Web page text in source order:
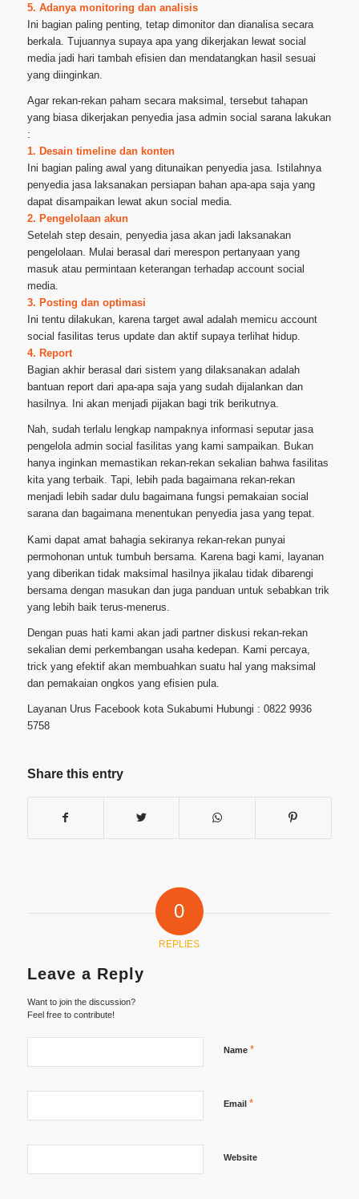
5. Adanya monitoring dan analisis
Ini bagian paling penting, tetap dimonitor dan dianalisa secara
berkala. Tujuannya supaya apa yang dikerjakan lewat social
media jadi hari tambah efisien dan mendatangkan hasil sesuai
yang diinginkan.
Agar rekan-rekan paham secara maksimal, tersebut tahapan
yang biasa dikerjakan penyedia jasa admin social sarana lakukan
:
1. Desain timeline dan konten
Ini bagian paling awal yang ditunaikan penyedia jasa. Istilahnya
penyedia jasa laksanakan persiapan bahan apa-apa saja yang
dapat disampaikan lewat akun social media.
2. Pengelolaan akun
Setelah step desain, penyedia jasa akan jadi laksanakan
pengelolaan. Mulai berasal dari merespon pertanyaan yang
masuk atau permintaan keterangan terhadap account social
media.
3. Posting dan optimasi
Ini tentu dilakukan, karena target awal adalah memicu account
social fasilitas terus update dan aktif supaya terlihat hidup.
4. Report
Bagian akhir berasal dari sistem yang dilaksanakan adalah
bantuan report dari apa-apa saja yang sudah dijalankan dan
hasilnya. Ini akan menjadi pijakan bagi trik berikutnya.
Nah, sudah terlalu lengkap nampaknya informasi seputar jasa
pengelola admin social fasilitas yang kami sampaikan. Bukan
hanya inginkan memastikan rekan-rekan sekalian bahwa fasilitas
kita yang terbaik. Tapi, lebih pada bagaimana rekan-rekan
menjadi lebih sadar dulu bagaimana fungsi pemakaian social
sarana dan bagaimana menentukan penyedia jasa yang tepat.
Kami dapat amat bahagia sekiranya rekan-rekan punyai
permohonan untuk tumbuh bersama. Karena bagi kami, layanan
yang diberikan tidak maksimal hasilnya jikalau tidak dibarengi
bersama dengan masukan dan juga panduan untuk sebabkan trik
yang lebih baik terus-menerus.
Dengan puas hati kami akan jadi partner diskusi rekan-rekan
sekalian demi perkembangan usaha kedepan. Kami percaya,
trick yang efektif akan membuahkan suatu hal yang maksimal
dan pemakaian ongkos yang efisien pula.
Layanan Urus Facebook kota Sukabumi Hubungi : 0822 9936
5758
Share this entry
0
REPLIES
Leave a Reply
Want to join the discussion?
Feel free to contribute!
Name *
Email *
Website